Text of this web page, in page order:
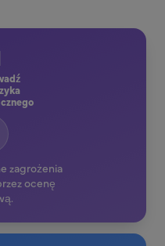
zagrożenia
ocenę